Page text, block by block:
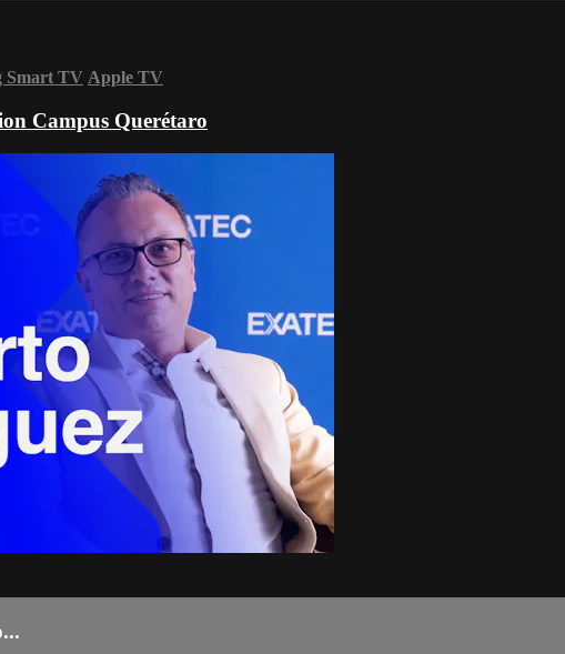
Smart TV Apple TV
Campus Querétaro